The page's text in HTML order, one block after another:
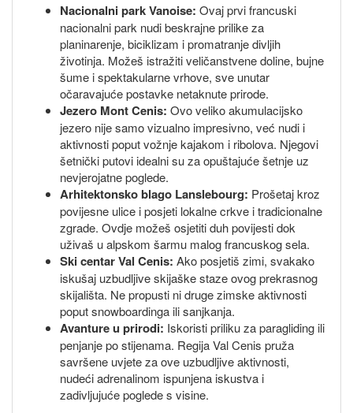
Nacionalni park Vanoise: Ovaj prvi francuski
nacionalni park nudi beskrajne prilike za
planinarenje, biciklizam i promatranje divljih
životinja. Možeš istražiti veličanstvene doline, bujne
šume i spektakularne vrhove, sve unutar
očaravajuće postavke netaknute prirode.
Jezero Mont Cenis: Ovo veliko akumulacijsko
jezero nije samo vizualno impresivno, već nudi i
aktivnosti poput vožnje kajakom i ribolova. Njegovi
šetnički putovi idealni su za opuštajuće šetnje uz
nevjerojatne poglede.
Arhitektonsko blago Lanslebourg: Prošetaj kroz
povijesne ulice i posjeti lokalne crkve i tradicionalne
zgrade. Ovdje možeš osjetiti duh povijesti dok
uživaš u alpskom šarmu malog francuskog sela.
Ski centar Val Cenis: Ako posjetiš zimi, svakako
iskušaj uzbudljive skijaške staze ovog prekrasnog
skijališta. Ne propusti ni druge zimske aktivnosti
poput snowboardinga ili sanjkanja.
Avanture u prirodi: Iskoristi priliku za paragliding ili
penjanje po stijenama. Regija Val Cenis pruža
savršene uvjete za ove uzbudljive aktivnosti,
nudeći adrenalinom ispunjena iskustva i
zadivljujuće poglede s visine.